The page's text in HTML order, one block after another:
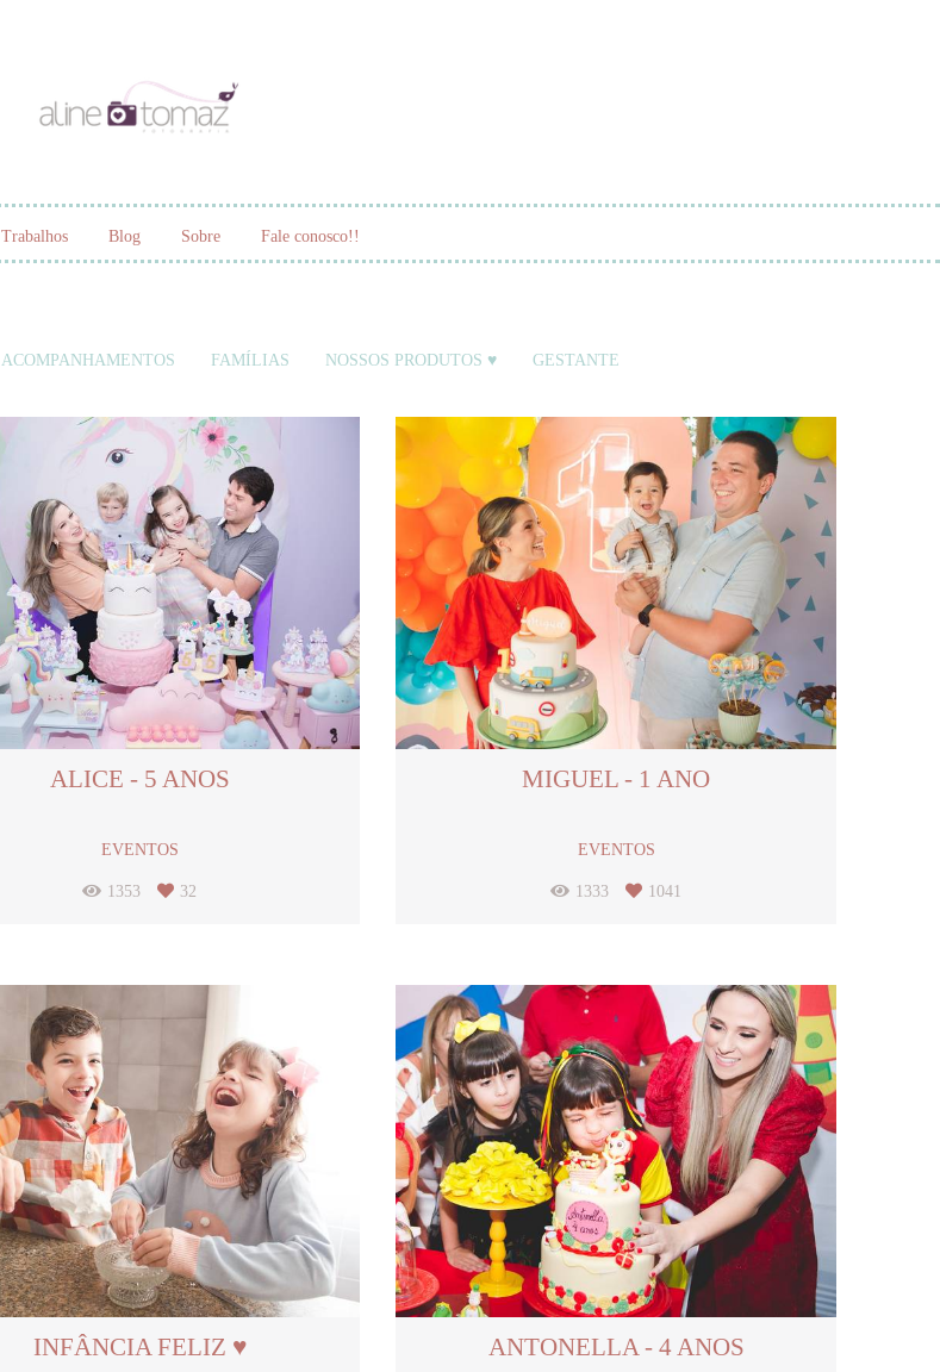
Trabalhos Blog Sobre Fale conosco!!
ACOMPANHAMENTOS FAMÍLIAS NOSSOS PRODUTOS ♥ GESTANTE
ALICE - 5 ANOS
EVENTOS
1353 32
MIGUEL - 1 ANO
EVENTOS
1333 1041
INFÂNCIA FELIZ ♥ ANTONELLA - 4 ANOS